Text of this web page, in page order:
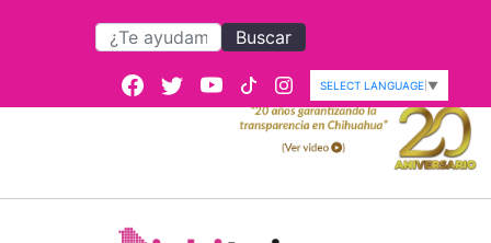
Buscar
SELECT LANGUAGE ▼